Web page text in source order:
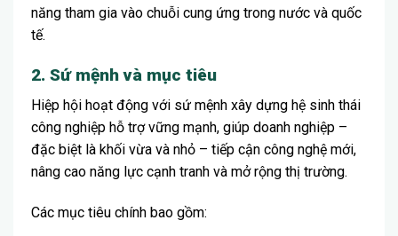
năng tham gia vào chuỗi cung ứng trong nước và quốc
tế.
2. Sứ mệnh và mục tiêu
Hiệp hội hoạt động với sứ mệnh xây dựng hệ sinh thái
công nghiệp hỗ trợ vững mạnh, giúp doanh nghiệp –
đặc biệt là khối vừa và nhỏ – tiếp cận công nghệ mới,
nâng cao năng lực cạnh tranh và mở rộng thị trường.
Các mục tiêu chính bao gồm: